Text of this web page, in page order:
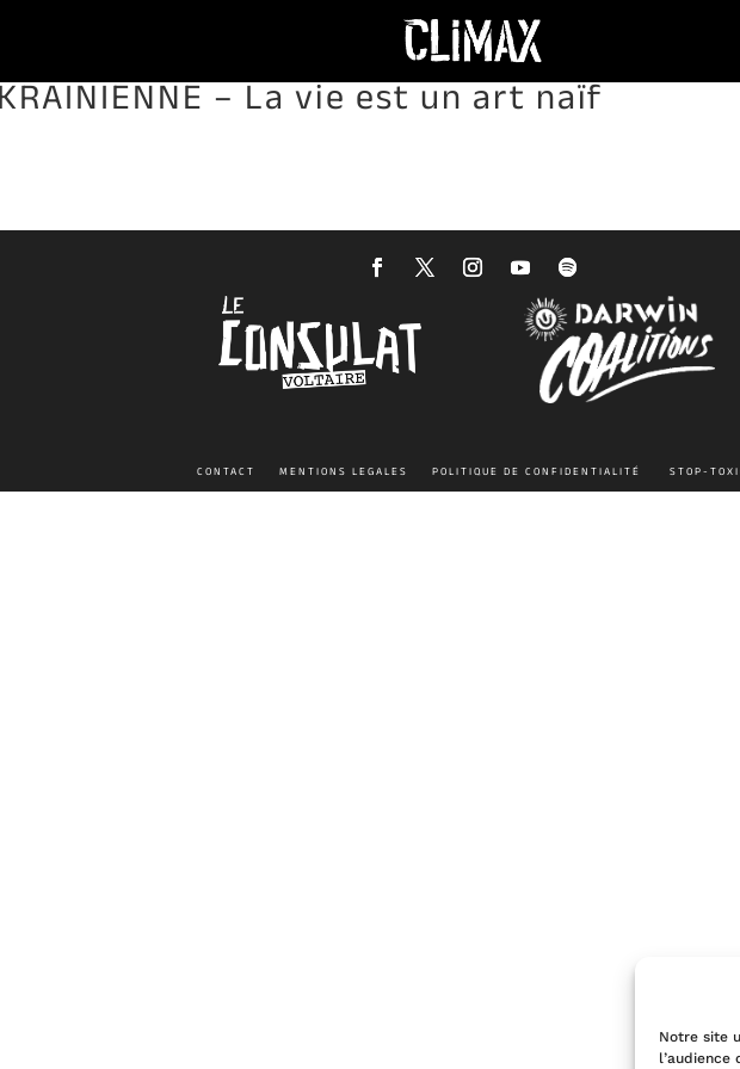
Notre site
l’audience
– La vie est un art naïf
CONTACT MENTIONS LEGALES POLITIQUE DE CONFIDENTIALITÉ STOP-